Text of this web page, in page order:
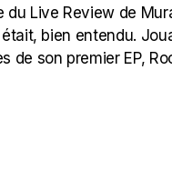
du Live Review de
bien entendu.
de son premier EP,